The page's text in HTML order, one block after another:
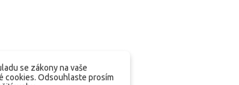
se zákony na vaše
cookies. Odsouhlaste prosím